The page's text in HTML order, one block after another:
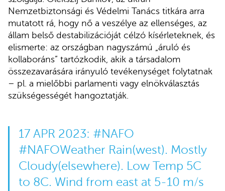
Nemzetbiztonsági és Védelmi Tanács titkára arra
mutatott rá, hogy nő a veszélye az ellenséges, az
állam belső destabilizációját célzó kísérleteknek, és
elismerte: az országban nagyszámú „áruló és
kollaboráns” tartózkodik, akik a társadalom
összezavarására irányuló tevékenységet folytatnak
– pl. a mielőbbi parlamenti vagy elnökválasztás
szükségességét hangoztatják.
17 APR 2023: #NAFO
#NAFOWeather Rain(west). Mostly
Cloudy(elsewhere). Low Temp 5C
to 8C. Wind from east at 5-10 m/s